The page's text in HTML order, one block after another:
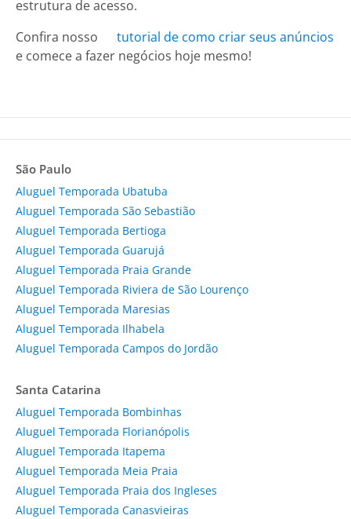
estrutura de acesso.
Confira nosso
tutorial de como criar seus anúncios
e comece a fazer negócios hoje mesmo!
São Paulo
Aluguel Temporada Ubatuba
Aluguel Temporada São Sebastião
Aluguel Temporada Bertioga
Aluguel Temporada Guarujá
Aluguel Temporada Praia Grande
Aluguel Temporada Riviera de São Lourenço
Aluguel Temporada Maresias
Aluguel Temporada Ilhabela
Aluguel Temporada Campos do Jordão
Santa Catarina
Aluguel Temporada Bombinhas
Aluguel Temporada Florianópolis
Aluguel Temporada Itapema
Aluguel Temporada Meia Praia
Aluguel Temporada Praia dos Ingleses
Aluguel Temporada Canasvieiras